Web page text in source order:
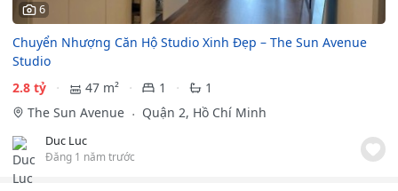
6
Chuyển Nhượng Căn Hộ Studio Xinh Đẹp – The Sun Avenue
Studio
2.8 tỷ
47 m² 1
1
The Sun Avenue
Quận 2, Hồ Chí Minh
Duc Luc
Đăng 1 năm trước